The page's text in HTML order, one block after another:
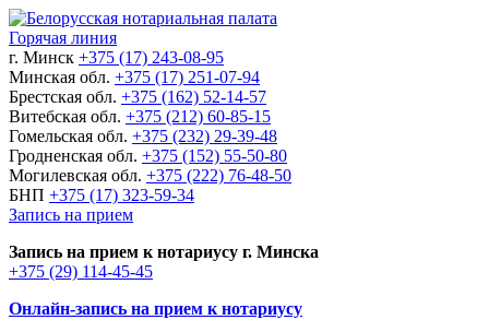
Горячая линия
г. Минск +375 (17) 243-08-95
Минская обл. +375 (17) 251-07-94
Брестская обл. +375 (162) 52-14-57
Витебская обл. +375 (212) 60-85-15
Гомельская обл. +375 (232) 29-39-48
Гродненская обл. +375 (152) 55-50-80
Могилевская обл. +375 (222) 76-48-50
БНП +375 (17) 323-59-34
Запись на прием
Запись на прием к нотариусу г. Минска
+375 (29) 114-45-45
Онлайн-запись на прием к нотариусу